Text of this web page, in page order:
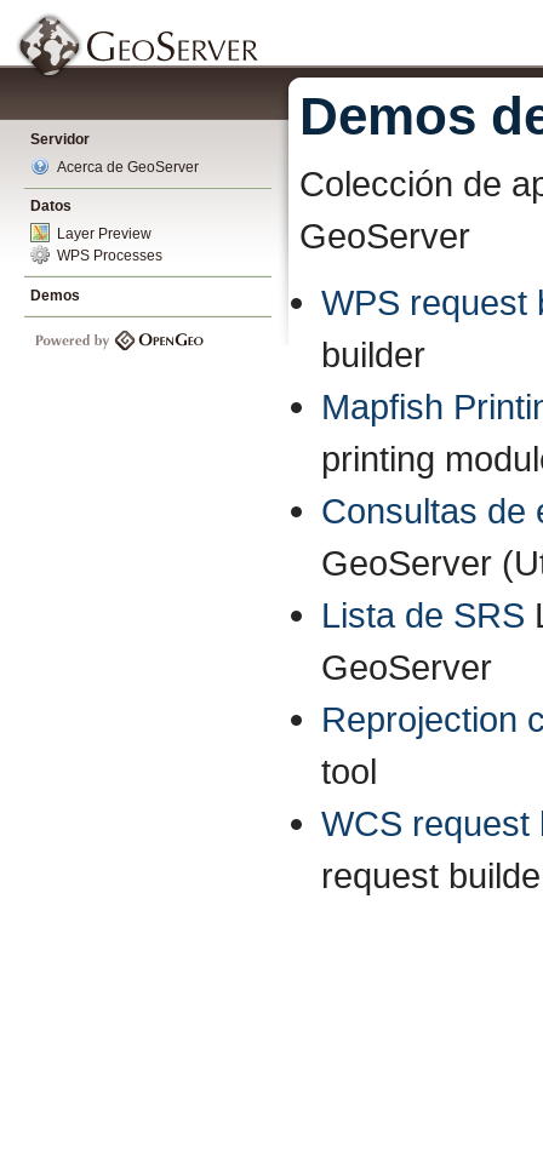
Servidor
Acerca de GeoServer
Datos
Layer Preview
WPS Processes
Demos
Demos
Colección de
GeoServer
WPS request
builder
Mapfish
printing
Consultas de
GeoServer
Lista de SRS
GeoServer
Reprojection
tool
WCS request
request